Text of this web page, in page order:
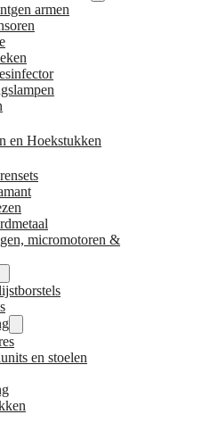
armen
en Hoekstukken
micromotoren &
en stoelen